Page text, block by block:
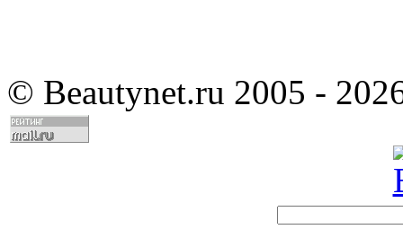
© Beautynet.ru 2005 -